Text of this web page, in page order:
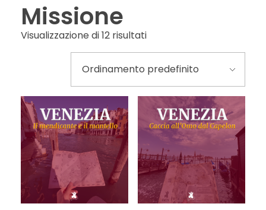
Missione
Visualizzazione di 12 risultati